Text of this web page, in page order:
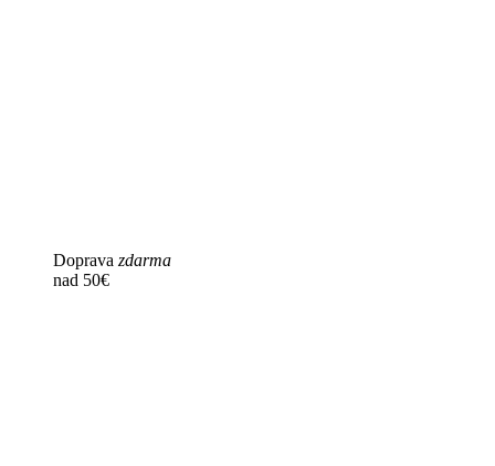
Doprava zdarma
nad 50€